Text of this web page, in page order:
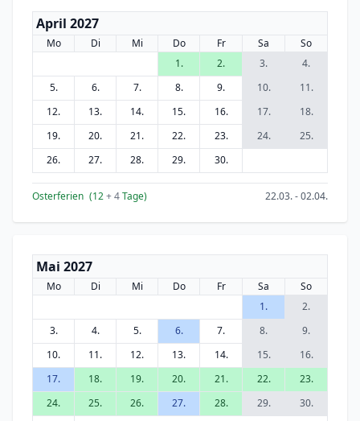
April 2027
Mo Di Mi Do Fr Sa
So
1.
2. 3.
4.
5.
6. 7. 8. 9. 10.
11.
12.
13. 14. 15. 16. 17.
18.
19.
20. 21. 22. 23. 24.
25.
26.
27. 28. 29. 30.
Osterferien (12+ 4Tage) 22.03. - 02.04.
Mai 2027
Mo Di Mi Do Fr Sa
So
1.
2.
3.
4. 5. 6. 7. 8.
9.
10.
11. 12. 13. 14. 15.
16.
17.
18. 19. 20. 21. 22.
23.
24.
25. 26. 27. 28. 29.
30.